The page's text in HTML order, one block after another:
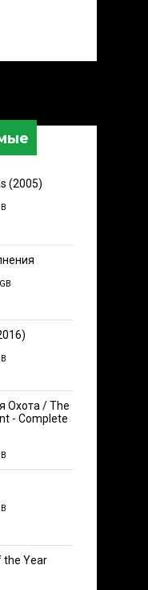
(2005)
Охота / The
- Complete
the Year